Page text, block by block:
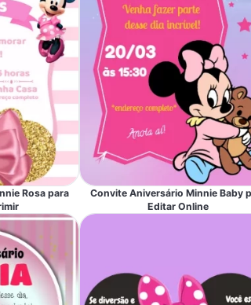
Rosa para
Convite Aniversário Minnie Baby
Editar Online